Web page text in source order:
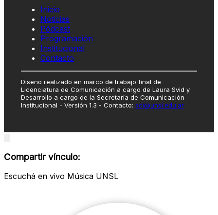
Inicio
Noticias
Pódcast
Programación
Institucional
Contacto
Diseño realizado en marco de trabajo final de
Licenciatura de Comunicación a cargo de Laura Svid y
Desarrollo a cargo de la Secretaría de Comunicación
Institucional - Versión 1.3 - Contacto: sci@unsl.edu.ar
modal
Compartir vínculo:
Escuchá en vivo Música UNSL